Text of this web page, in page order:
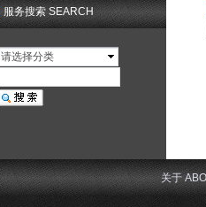
服务搜索 SEARCH
请选择分类
关于